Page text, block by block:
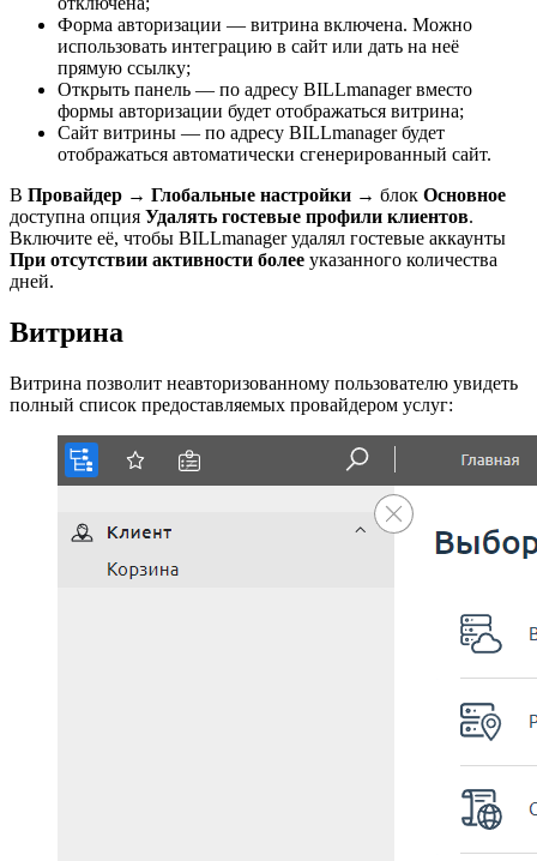
Форма авторизации — витрина включена. Можно
использовать интеграцию в сайт или дать на неё
прямую ссылку;
Открыть панель — по адресу BILLmanager вместо
формы авторизации будет отображаться витрина;
Сайт витрины — по адресу BILLmanager будет
отображаться автоматически сгенерированный сайт.
В Провайдер → Глобальные настройки → блок Основное
доступна опция Удалять гостевые профили клиентов.
Включите её, чтобы BILLmanager удалял гостевые аккаунты
При отсутствии активности более указанного количества
дней.
Витрина
Витрина позволит неавторизованному пользователю увидеть
полный список предоставляемых провайдером услуг: